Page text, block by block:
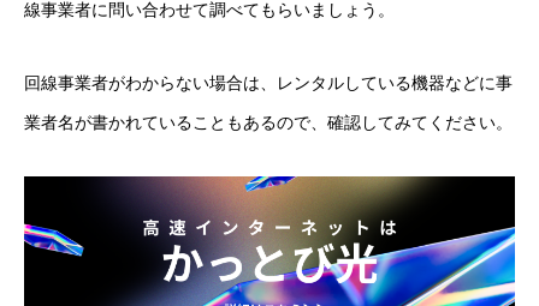
線事業者に問い合わせて調べてもらいましょう。
回線事業者がわからない場合は、レンタルしている機器などに事
業者名が書かれていることもあるので、確認してみてください。